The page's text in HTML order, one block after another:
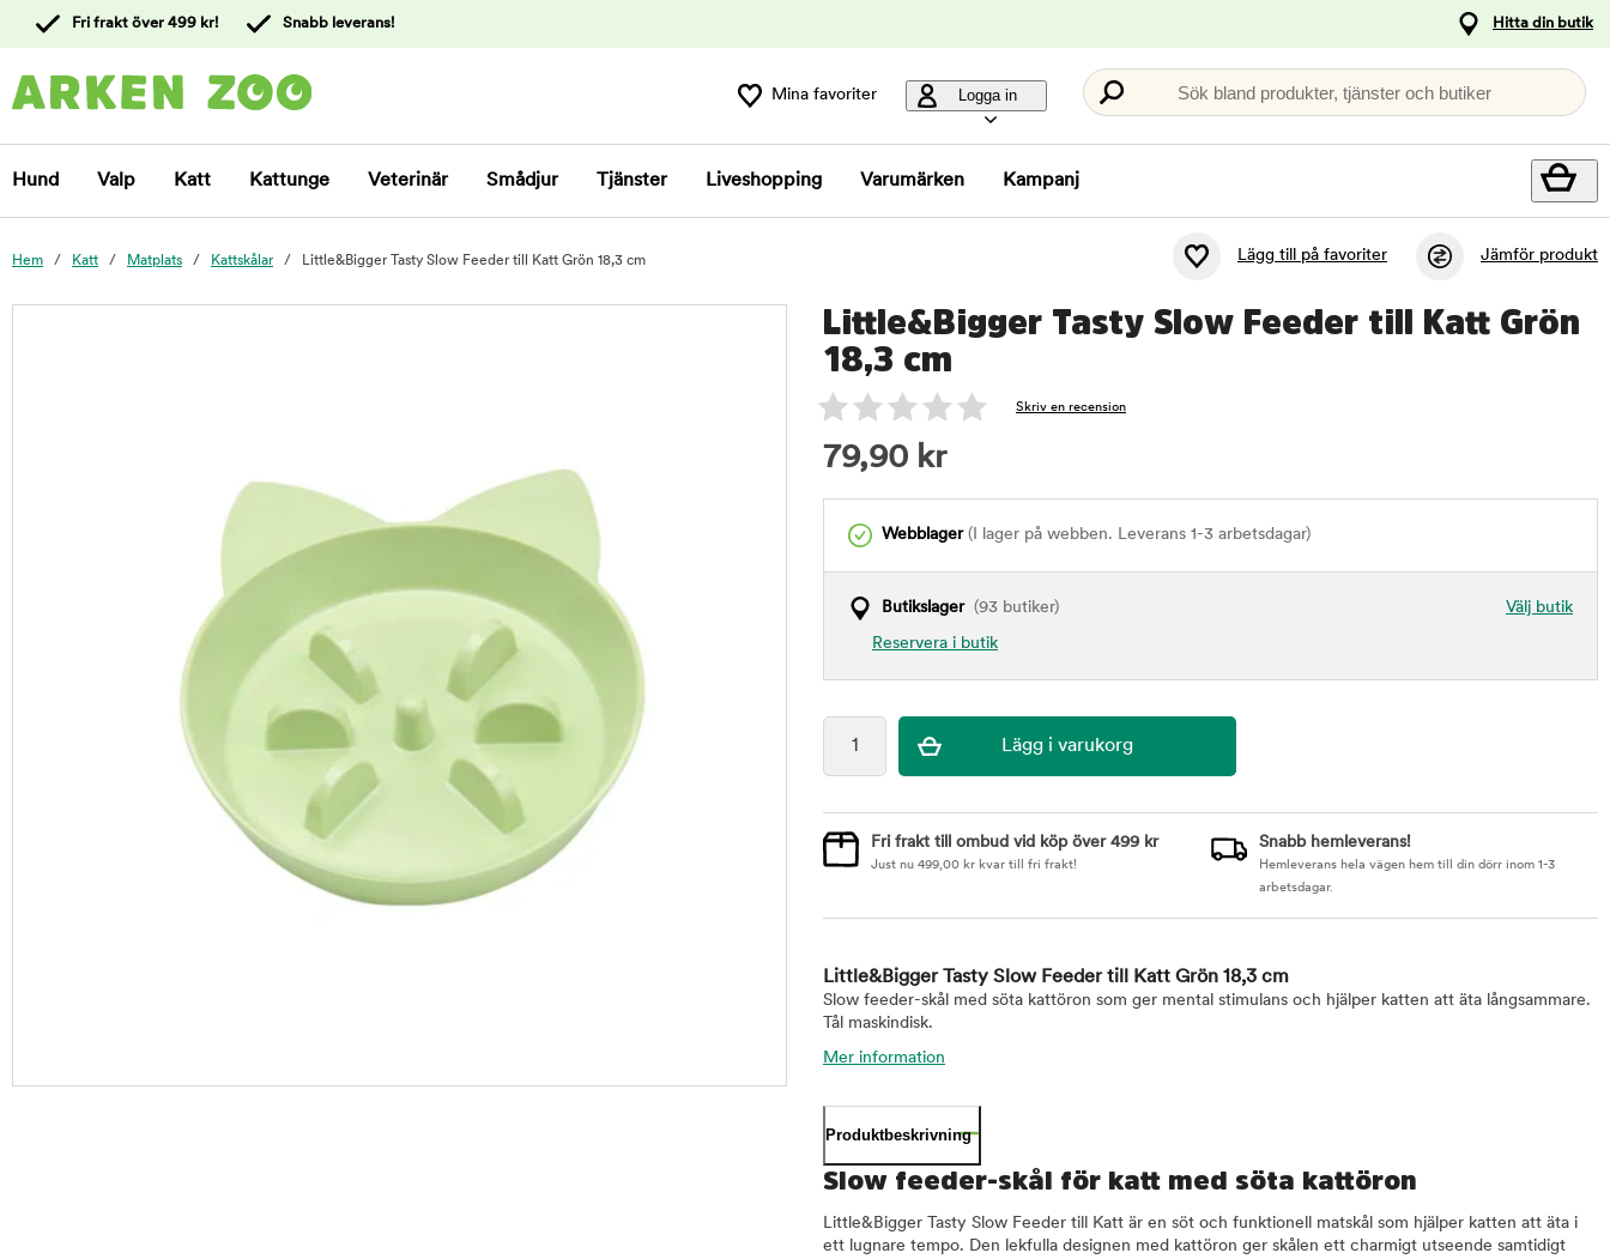
kundtjänst
Fri frakt över 499 kr! Snabb leverans! Hitta din butik
Mina favoriter Logga in Sök bland produkter, tjänster och butiker
Hund Valp Katt Kattunge Veterinär Smådjur Tjänster Liveshopping Varumärken Kampanj
Hem Katt Matplats Kattskålar Little&Bigger Tasty Slow Feeder till Katt Grön 18,3 cm Lägg till på favoriter Jämför produkt
Little&Bigger Tasty Slow Feeder till Katt Grön
18,3 cm
Skriv en recension
79,90 kr
Webblager(I lager på webben. Leverans 1-3 arbetsdagar)
Välj butik
Butikslager(93 butiker)
Reservera i butik
Fri frakt till ombud vid köp över 499 kr
Just nu 499,00 kr kvar till fri frakt!
Snabb hemleverans!
Hemleverans hela vägen hem till din dörr inom 1-3
arbetsdagar.
Little&Bigger Tasty Slow Feeder till Katt Grön 18,3 cm
Slow feeder-skål med söta kattöron som ger mental stimulans och hjälper katten att äta långsammare.
Tål maskindisk.
Mer information
Produktbeskrivning
Slow feeder-skål för katt med söta kattöron
Little&Bigger Tasty Slow Feeder till Katt är en söt och funktionell matskål som hjälper katten att äta i
ett lugnare tempo. Den lekfulla designen med kattöron ger skålen ett charmigt utseende samtidigt